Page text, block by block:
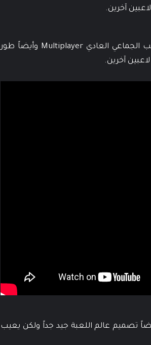
آخرين.
وفر هذا الإصدار مجموعة من أطوار اللعب الجماعي مثل طور اللعب الجماعي العادي Multiplayer وأيضاً طور
تصميم عالم اللعبة جيد جداً ولكن يعيب